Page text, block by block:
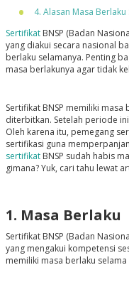
4. Alasan Masa
SertifikatBNSP (Badan
yang diakui secara nasional
berlaku selamanya. Penting
masa berlakunya agar tidak
Sertifikat BNSP memiliki
diterbitkan. Setelah periode
Oleh karena itu, pemegang
sertifikasi guna
sertifikatBNSP sudah habis
gimana? Yuk, cari tahu lewat
1. Masa Berlaku
Sertifikat BNSP (Badan
yang mengakui kompetensi
memiliki masa berlaku